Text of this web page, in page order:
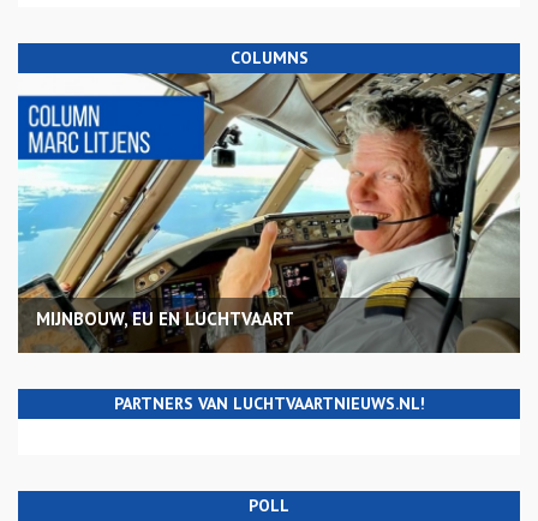
COLUMNS
MIJNBOUW, EU EN LUCHTVAART
PARTNERS VAN LUCHTVAARTNIEUWS.NL!
POLL